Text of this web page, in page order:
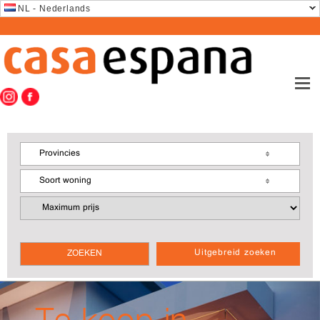
NL - Nederlands
Uitgebreid zoeken
Provincies
Soort woning